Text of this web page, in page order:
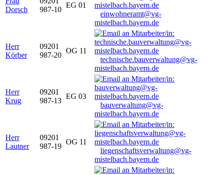
Dorsch
987-10
EG 01
einwohneramt@vg-
mistelbach.bayern.de
Herr
Körber
09201
987-20
OG 11
technische.bauverwaltung@vg-
mistelbach.bayern.de
Herr
Krug
09201
987-13
EG 03
bauverwaltung@vg-
mistelbach.bayern.de
Herr
Lautner
09201
987-19
OG 11
liegenschaftsverwaltung@vg-
mistelbach.bayern.de